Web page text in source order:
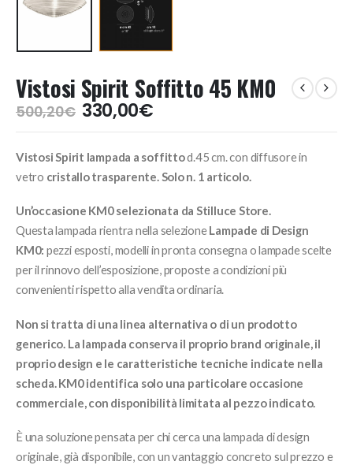
Vistosi Spirit Soffitto 45 KM0
500,20€ Il
prezzo
era:
500,20€.
330,00€Il
prezzo
è:
330,00€.
Vistosi Spirit lampada a soffittod.45 cm. con diffusore in
vetro cristallo trasparente. Solo n. 1 articolo.
Un’occasione KM0 selezionata da Stilluce Store.
Questa lampada rientra nella selezioneLampade di Design
KM0: pezzi esposti, modelli in pronta consegna o lampade scelte
per il rinnovo dell’esposizione, proposte a condizioni più
convenienti rispetto alla vendita ordinaria.
Non si tratta di una linea alternativa o di un prodotto
generico. La lampada conserva il proprio brand originale, il
proprio design e le caratteristiche tecniche indicate nella
scheda. KM0 identifica solo una particolare occasione
commerciale, con disponibilità limitata al pezzo indicato.
È una soluzione pensata per chi cerca una lampada di design
originale, già disponibile, con un vantaggio concreto sul prezzo e